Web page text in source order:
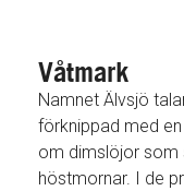
Våtmark
Namnet Älvsjö
förknippad med
om dimslöjor som
höstmornar. I de